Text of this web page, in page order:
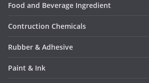
Food and Beverage Ingredient
Contruction Chemicals
Rubber & Adhesive
Paint & Ink